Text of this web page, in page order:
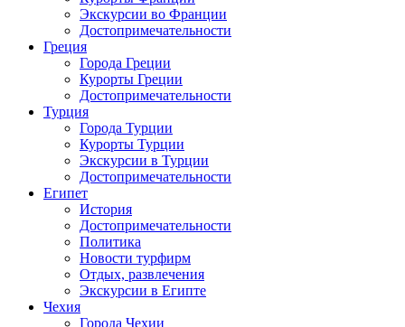
Экскурсии во Франции
Достопримечательности
Греция
Города Греции
Курорты Греции
Достопримечательности
Турция
Города Турции
Курорты Турции
Экскурсии в Турции
Достопримечательности
Египет
История
Достопримечательности
Политика
Новости турфирм
Отдых, развлечения
Экскурсии в Египте
Чехия
Города Чехии